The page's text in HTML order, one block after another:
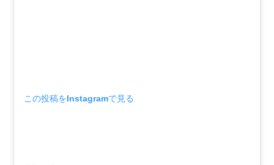
この投稿をInstagramで見る